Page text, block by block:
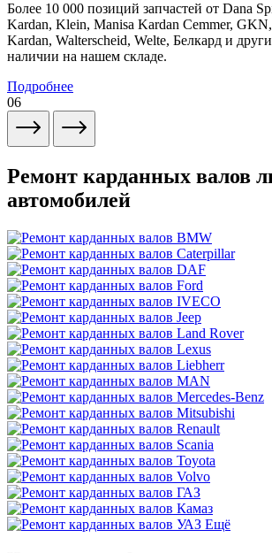
Более 10 000 позиций запчастей от Dana
Kardan, Klein, Manisa Kardan Cemmer,
Kardan, Walterscheid, Welte, Белкард и
наличии на нашем складе.
Подробнее
06
Ремонт карданных валов
автомобилей
Ещё